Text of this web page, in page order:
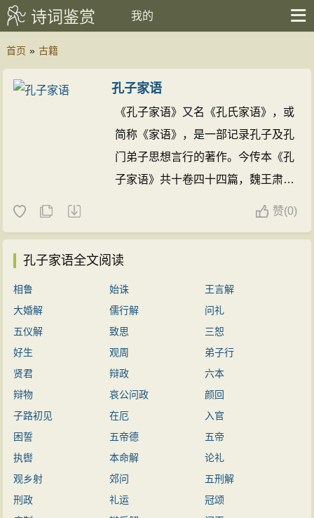
诗词鉴赏 我的
首页 » 古籍
孔子家语
《孔子家语》又名《孔氏家语》，或
简称《家语》，是一部记录孔子及孔
门弟子思想言行的著作。今传本《孔
子家语》共十卷四十四篇，魏王肃
为《孔安国序》，后半部分内容为安
国以后人所写，故称之为《后孔安国
序》，其中收有孔安国的孙子孔衍关
于《家语》的《奏言》。
赞(0)
孔子家语全文阅读
相鲁 始诛
王言解
大婚解
儒行解
问礼
五仪解
致思
三恕
好生
观周
弟子行
贤君
辩政
六本
辩物
哀公问政
颜回
子路初见
在厄
入官
困誓
五帝德
五帝
执辔
本命解
论礼
观乡射
郊问
五刑解
刑政
礼运
冠颂